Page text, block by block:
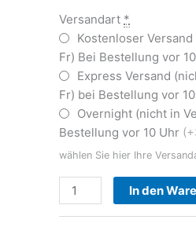
Versandart *
Kostenloser
Fr) Bei Bestellung vor
Express Versand
Fr) bei Bestellung vor
Overnight (nicht in
Bestellung vor 10 Uhr
wählen Sie hier Ihre
In den